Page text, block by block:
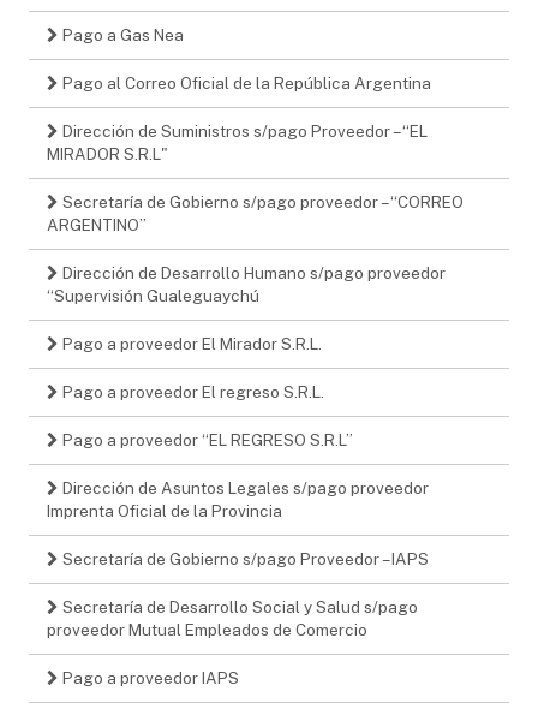
Pago a Gas Nea
Pago al Correo Oficial de la República Argentina
Dirección de Suministros s/pago Proveedor – “EL
MIRADOR S.R.L"
Secretaría de Gobierno s/pago proveedor – “CORREO
ARGENTINO”
Dirección de Desarrollo Humano s/pago proveedor
“Supervisión Gualeguaychú
Pago a proveedor El Mirador S.R.L.
Pago a proveedor El regreso S.R.L.
Pago a proveedor “EL REGRESO S.R.L”
Dirección de Asuntos Legales s/pago proveedor
Imprenta Oficial de la Provincia
Secretaría de Gobierno s/pago Proveedor – IAPS
Secretaría de Desarrollo Social y Salud s/pago
proveedor Mutual Empleados de Comercio
Pago a proveedor IAPS